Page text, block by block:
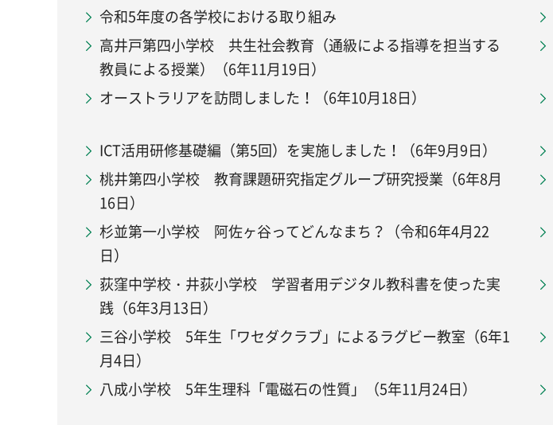
令和5年度の各学校における取り組み
高井戸第四小学校 共生社会教育（通級による指導を担当する
教員による授業）（6年11月19日）
オーストラリアを訪問しました！（6年10月18日）
ICT活用研修基礎編（第5回）を実施しました！（6年9月9日）
桃井第四小学校 教育課題研究指定グループ研究授業（6年8月
16日）
杉並第一小学校 阿佐ヶ谷ってどんなまち？（令和6年4月22
日）
荻窪中学校・井荻小学校 学習者用デジタル教科書を使った実
践（6年3月13日）
三谷小学校 5年生「ワセダクラブ」によるラグビー教室（6年1
月4日）
八成小学校 5年生理科「電磁石の性質」（5年11月24日）